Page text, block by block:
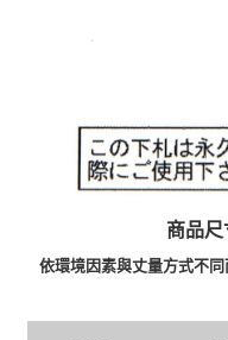
商品尺
依環境因素與丈量方式不